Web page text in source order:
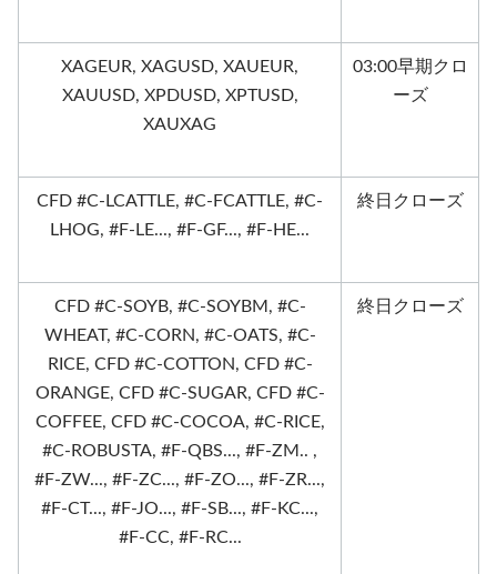
XAGEUR, XAGUSD, XAUEUR,
XAUUSD, XPDUSD, XPTUSD,
XAUXAG
03:00早期クロ
ーズ
CFD #C-LCATTLE, #C-FCATTLE, #C-
LHOG, #F-LE..., #F-GF..., #F-HE...
終日クローズ
CFD #C-SOYB, #C-SOYBM, #C-
WHEAT, #C-CORN, #C-OATS, #C-
RICE, CFD #C-COTTON, CFD #C-
ORANGE, CFD #C-SUGAR, CFD #C-
COFFEE, CFD #C-COCOA, #C-RICE,
#C-ROBUSTA, #F-QBS..., #F-ZM.. ,
#F-ZW..., #F-ZC..., #F-ZO..., #F-ZR...,
#F-CT..., #F-JO..., #F-SB..., #F-KC...,
#F-CC, #F-RC...
終日クローズ